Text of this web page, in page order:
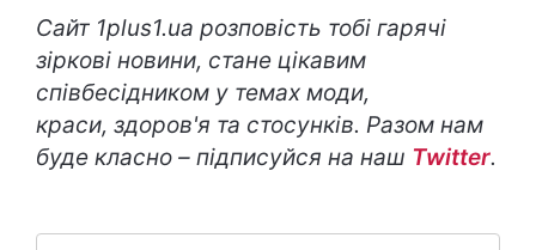
Сайт 1plus1.ua розповість тобі гарячі
зіркові новини, стане цікавим
співбесідником у темах моди,
краси, здоров'я та стосунків. Разом нам
буде класно – підписуйся на наш Twitter.